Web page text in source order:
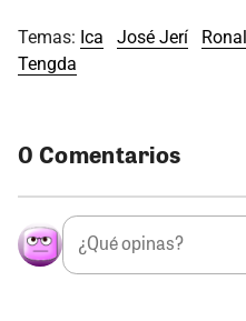
Temas: Ica José Jerí
Tengda
0 Comentarios